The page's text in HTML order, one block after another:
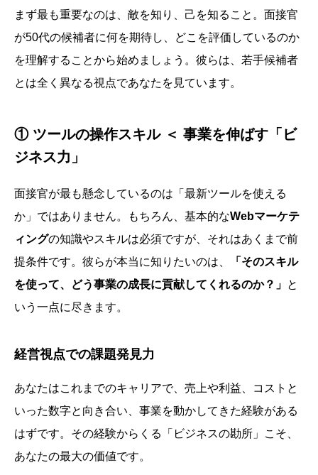
まず最も重要なのは、敵を知り、己を知ること。面接官
が50代の候補者に何を期待し、どこを評価しているのか
を理解することから始めましょう。彼らは、若手候補者
とは全く異なる視点であなたを見ています。
① ツールの操作スキル ＜ 事業を伸ばす「ビ
ジネス力」
面接官が最も懸念しているのは「最新ツールを使える
か」ではありません。もちろん、基本的なWebマーケテ
ィングの知識やスキルは必須ですが、それはあくまで前
提条件です。彼らが本当に知りたいのは、
「そのスキル
を使って、どう事業の成長に貢献してくれるのか？」 と
いう一点に尽きます。
経営視点での課題発見力
あなたはこれまでのキャリアで、売上や利益、コストと
いった数字と向き合い、事業を動かしてきた経験がある
はずです。その経験からくる「ビジネスの勘所」こそ、
あなたの最大の価値です。